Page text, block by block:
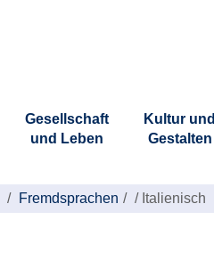
Gesellschaft
und Leben
Kultur und
Gestalten
Fremdsprachen / Italienisch